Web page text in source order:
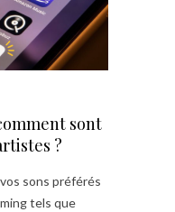
sont
?
sons préférés
tels que